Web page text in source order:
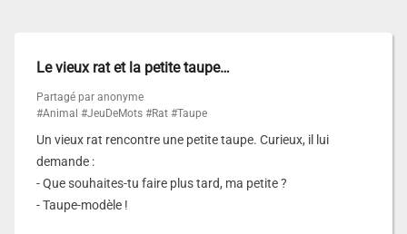
Le vieux rat et la petite taupe…
Partagé par anonyme
#Animal #JeuDeMots #Rat #Taupe
Un vieux rat rencontre une petite taupe. Curieux, il lui
demande :
- Que souhaites-tu faire plus tard, ma petite ?
- Taupe-modèle !